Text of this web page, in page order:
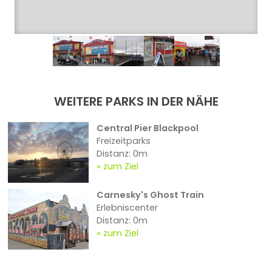
WEITERE PARKS IN DER NÄHE
Central Pier Blackpool
Freizeitparks
Distanz: 0m
zum Ziel
Carnesky's Ghost Train
Erlebniscenter
Distanz: 0m
zum Ziel